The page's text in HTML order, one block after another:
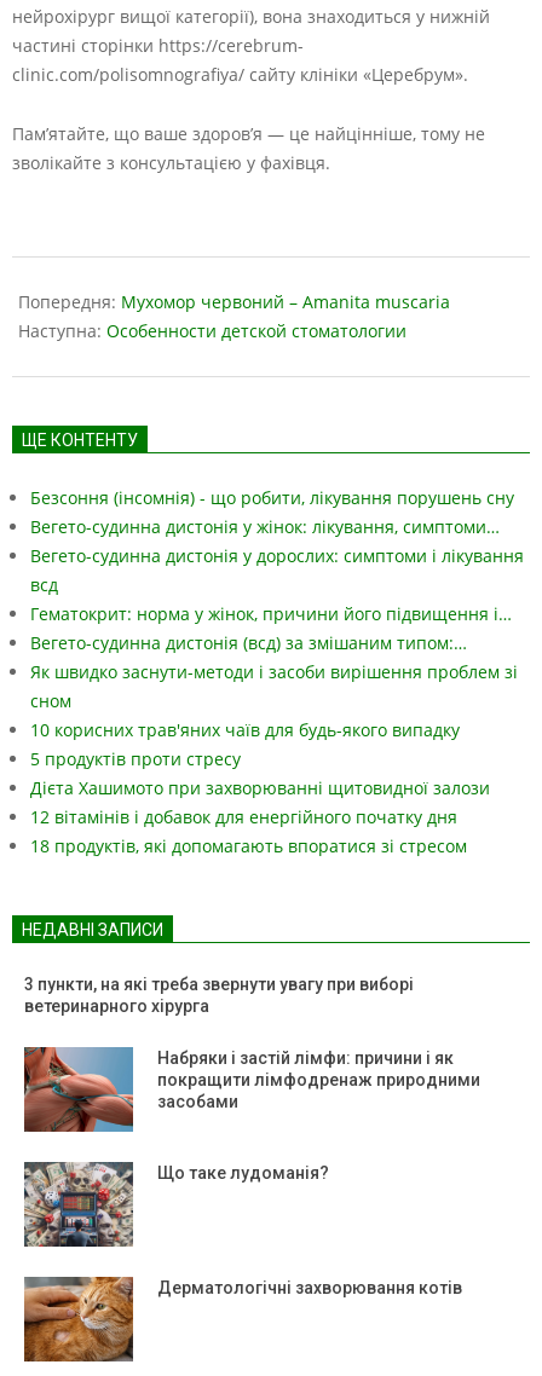
нейрохірург вищої категорії), вона знаходиться у нижній
частині сторінки https://cerebrum-
clinic.com/polisomnografiya/ сайту клініки «Церебрум».
Пам’ятайте, що ваше здоров’я — це найцінніше, тому не
зволікайте з консультацією у фахівця.
07-
17
Попередня: Мухомор червоний – Amanita muscaria
Наступна: Особенности детской стоматологии
ЩЕ КОНТЕНТУ
Безсоння (інсомнія) - що робити, лікування порушень сну
Вегето-судинна дистонія у жінок: лікування, симптоми…
Вегето-судинна дистонія у дорослих: симптоми і лікування
всд
Гематокрит: норма у жінок, причини його підвищення і…
Вегето-судинна дистонія (всд) за змішаним типом:…
Як швидко заснути-методи і засоби вирішення проблем зі
сном
10 корисних трав'яних чаїв для будь-якого випадку
5 продуктів проти стресу
Дієта Хашимото при захворюванні щитовидної залози
12 вітамінів і добавок для енергійного початку дня
18 продуктів, які допомагають впоратися зі стресом
НЕДАВНІ ЗАПИСИ
3 пункти, на які треба звернути увагу при виборі
ветеринарного хірурга
Набряки і застій лімфи: причини і як
покращити лімфодренаж природними
засобами
Що таке лудоманія?
Дерматологічні захворювання котів